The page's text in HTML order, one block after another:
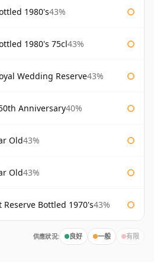
1980's43%
1980's 75cl43%
Wedding Reserve43%
Anniversary40%
Old43%
Old43%
Bottled 1970's43%
供應狀況: 良好 一般 有限